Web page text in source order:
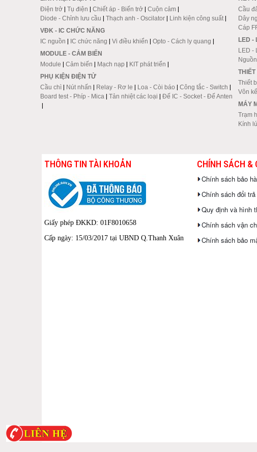
Điện trở| Tụ điện | Chiết áp - Biến trở| Cuộn cảm|
Diode - Chỉnh lưu cầu | Thạch anh - Oscilator| Linh kiện công suất|
VĐK - IC CHỨC NĂNG
IC nguồn | IC chức năng | Vi điều khiển | Opto - Cách ly quang |
MODULE - CẢM BIẾN
Module | Cảm biến | Mạch nạp | KIT phát triển |
PHỤ KIỆN ĐIỆN TỬ
Cầu chì| Nút nhấn | Relay - Rơ le | Loa - Còi báo | Công tắc - Switch |
Board test - Phíp - Mica | Tản nhiệt các loại | Đế IC - Socket - Đế Anten
|
Cầu
Dây
Cáp
LED -
LED -
Thiết
Vôn
MÁY
Trạm
Kính
THÔNG TIN TÀI KHOẢN
Giấy phép ĐKKD: 01F8010658
Cấp ngày: 15/03/2017 tại UBND Q.Thanh Xuân
CHÍNH SÁCH &
Chính sách bảo
Chính sách đổi
Quy định và hình
Chính sách vận
Chính sách bảo